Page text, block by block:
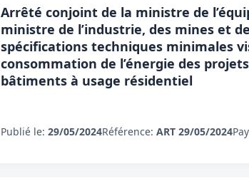
Arrêté conjoint de la ministre de
ministre de l’industrie, des mines et
spécifications techniques minimales
consommation de l’énergie des
bâtiments à usage résidentiel
Publié le: 29/05/2024Référence: ART 29/05/2024